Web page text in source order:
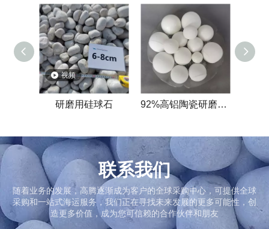
视频
研磨用硅球石 92%高铝陶瓷研磨介质
联系我们
随着业务的发展，高腾逐渐成为客户的全球采购中心，可提供全球
采购和一站式海运服务，我们正在寻找未来发展的更多可能性，创
造更多价值，成为您可信赖的合作伙伴和朋友